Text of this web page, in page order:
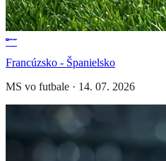
Francúzsko - Španielsko
MS vo futbale · 14. 07. 2026